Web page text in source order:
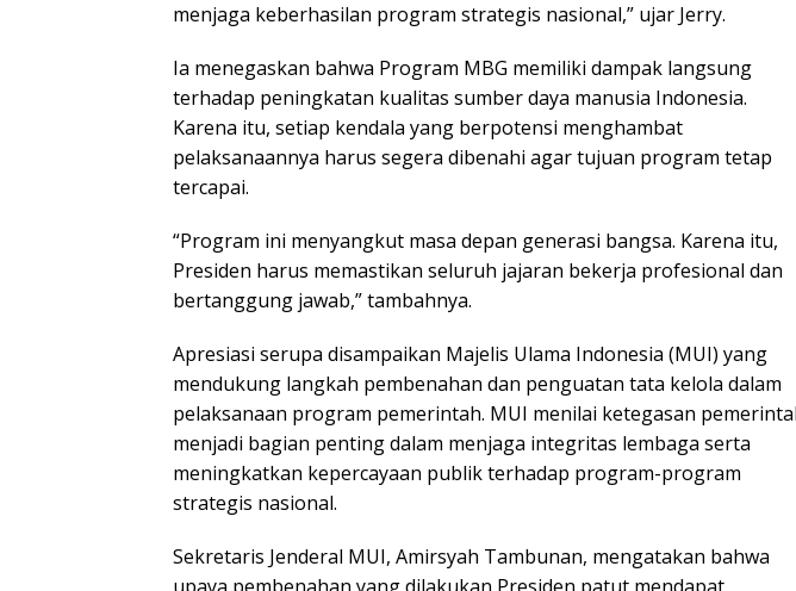
menjaga keberhasilan program strategis nasional,” ujar Jerry.
Ia menegaskan bahwa Program MBG memiliki dampak langsung
terhadap peningkatan kualitas sumber daya manusia Indonesia.
Karena itu, setiap kendala yang berpotensi menghambat
pelaksanaannya harus segera dibenahi agar tujuan program tetap
tercapai.
“Program ini menyangkut masa depan generasi bangsa. Karena itu,
Presiden harus memastikan seluruh jajaran bekerja profesional dan
bertanggung jawab,” tambahnya.
Apresiasi serupa disampaikan Majelis Ulama Indonesia (MUI) yang
mendukung langkah pembenahan dan penguatan tata kelola dalam
pelaksanaan program pemerintah. MUI menilai ketegasan
menjadi bagian penting dalam menjaga integritas lembaga serta
meningkatkan kepercayaan publik terhadap program-program
strategis nasional.
Sekretaris Jenderal MUI, Amirsyah Tambunan, mengatakan bahwa